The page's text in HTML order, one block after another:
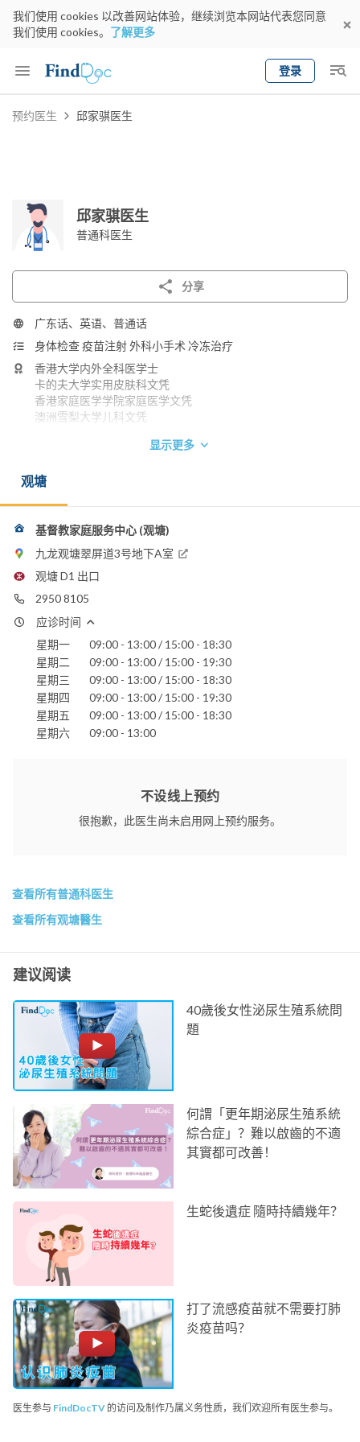
我们使用 cookies 以改善网站体验，继续浏览本网站代表您同意
我们使用 cookies。 了解更多
登录
Keyword
预约医生 邱家骐医生
邱家骐医生
普通科医生
分享
广东话、英语、普通话
身体检查 疫苗注射 外科小手术 冷冻治疗
香港大学内外全科医学士
卡的夫大学实用皮肤科文凭
香港家庭医学学院家庭医学文凭
澳洲雪梨大学儿科文凭
电邮：
显示更多
观塘
基督教家庭服务中心 (观塘)
九龙观塘翠屏道3号地下A室
观塘 D1 出口
2950 8105
应诊时间
星期一
09:00 - 13:00 / 15:00 - 18:30
星期二
09:00 - 13:00 / 15:00 - 19:30
星期三
09:00 - 13:00 / 15:00 - 18:30
星期四
09:00 - 13:00 / 15:00 - 19:30
星期五
09:00 - 13:00 / 15:00 - 18:30
星期六
09:00 - 13:00
不设线上预约
很抱歉，此医生尚未启用网上预约服务。
查看所有普通科医生
查看所有观塘醫生
建议阅读
40歲後女性泌尿生殖系統問
題
何謂「更年期泌尿生殖系統
綜合症」？難以啟齒的不適
其實都可改善！
生蛇後遺症 隨時持續幾年？
打了流感疫苗就不需要打肺
炎疫苗吗？
医生参与 FindDocTV 的访问及制作乃属义务性质，我们欢迎所有医生参与。